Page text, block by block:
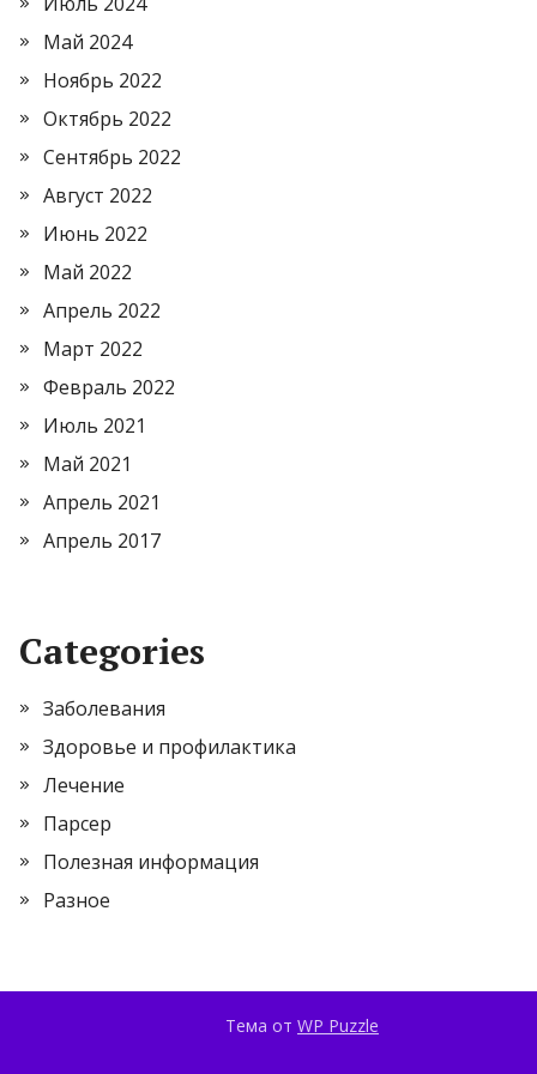
Май 2024
Ноябрь 2022
Октябрь 2022
Сентябрь 2022
Август 2022
Июнь 2022
Май 2022
Апрель 2022
Март 2022
Февраль 2022
Июль 2021
Май 2021
Апрель 2021
Апрель 2017
Categories
Заболевания
Здоровье и профилактика
Лечение
Парсер
Полезная информация
Разное
Тема от WP Puzzle